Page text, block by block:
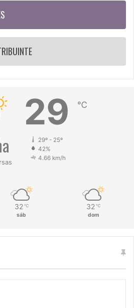
29 ℃
29º - 25º
42%
4.66 km/h
32 ℃
sáb
32 ℃
dom